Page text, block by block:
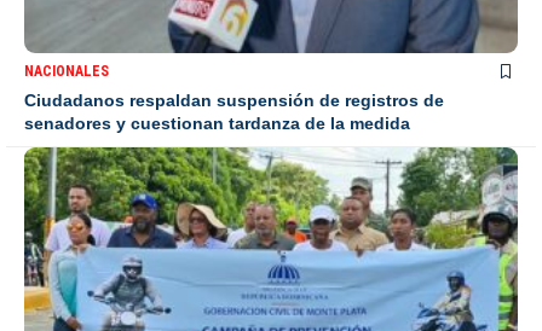
NACIONALES
Ciudadanos respaldan suspensión de registros de
senadores y cuestionan tardanza de la medida